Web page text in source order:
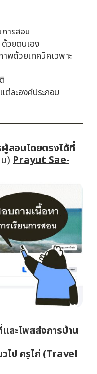
การสอน
วยตนเอง
พด้วยเทคนิคเฉพาะ
ละองค์ประกอบ
สอนโดยตรงได้ที่
) Prayut Sae-
ละโพสส่งการบ้าน
วไป ครูไก่ (Travel